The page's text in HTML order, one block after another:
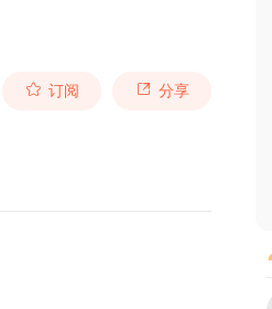
订阅 分享